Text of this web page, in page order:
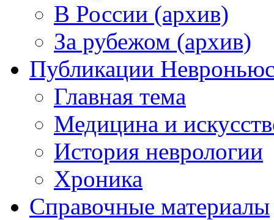
В России (архив)
За рубежом (архив)
Публикации
Главная тема
Медицина и
История неврологии
Хроника
Справочные материалы